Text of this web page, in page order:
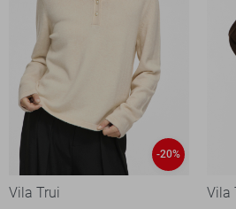
-20%
Vila Trui
Vila